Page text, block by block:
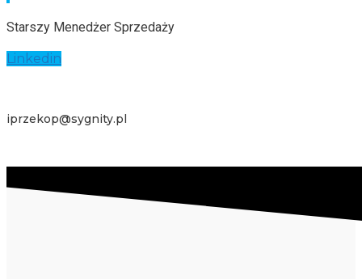
Starszy Menedżer Sprzedaży
Linkedin
iprzekop@sygnity.pl